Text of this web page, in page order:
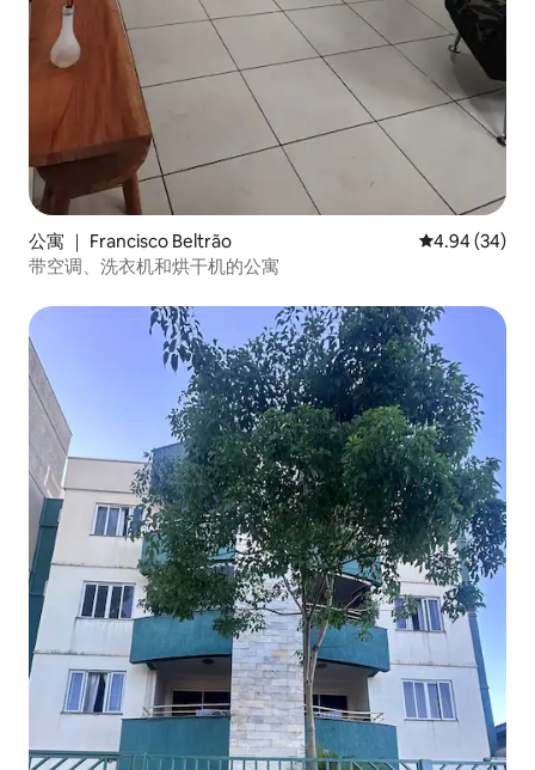
公寓 ｜ Francisco Beltrão 平均评分 4.94
4.94 (34)
带空调、洗衣机和烘干机的公寓